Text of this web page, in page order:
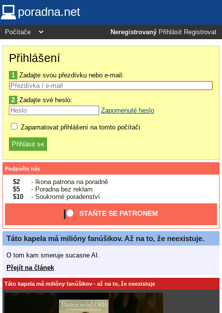
poradna.net
Neregistrovaný Přihlásit Registrovat
Přihlášení
1 Zadajte svou přezdívku nebo e-mail:
2 Zadajte své heslo:
Zapomenuté heslo
Zapamatovat přihlášení na tomto počítači
Podpořte nás
$2
- Ikona patrona na poradně
$5
- Poradna bez reklam
$10
- Soukromé poradenství
STAŇTE SE PATRONEM
Táto kapela má milióny fanúšikov. Až na to, že neexistuje.
O tom kam smeruje sucasne AI.
Přejít na článek
Táto kapela má milióny fanúšikov - až na to, že neexistuje